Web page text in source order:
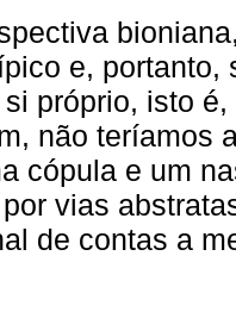
e,
próprio, isto
não teríamos
cópula e um
vias
de contas a